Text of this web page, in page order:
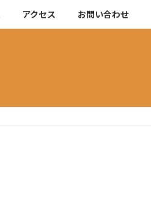
アクセス お問い合わせ